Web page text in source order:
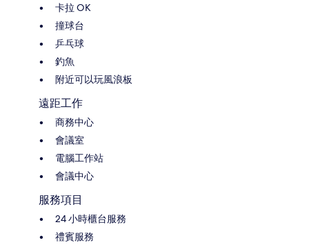
卡拉 OK
撞球台
乒乓球
釣魚
附近可以玩風浪板
遠距工作
商務中心
會議室
電腦工作站
會議中心
服務項目
24 小時櫃台服務
禮賓服務